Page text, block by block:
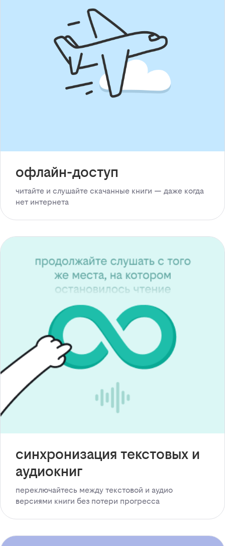
офлайн-доступ
читайте и слушайте скачанные книги — даже когда
нет интернета
синхронизация текстовых и
аудиокниг
переключайтесь между текстовой и аудио
версиями книги без потери прогресса